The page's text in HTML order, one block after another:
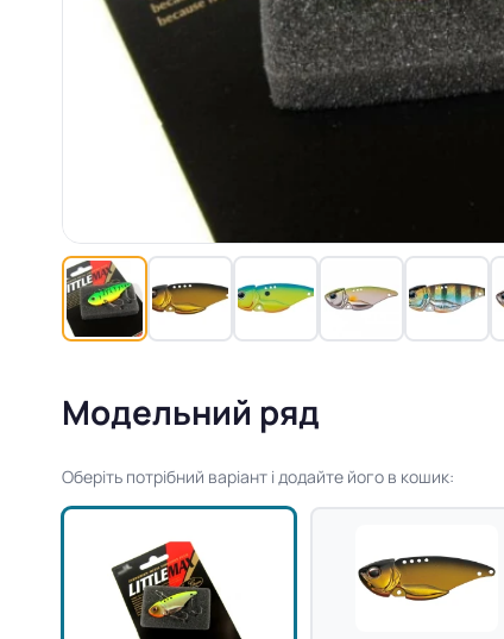
Модельний ряд
Оберіть потрібний варіант і додайте його в кошик: